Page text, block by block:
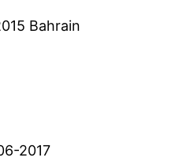
Bahrain
2017